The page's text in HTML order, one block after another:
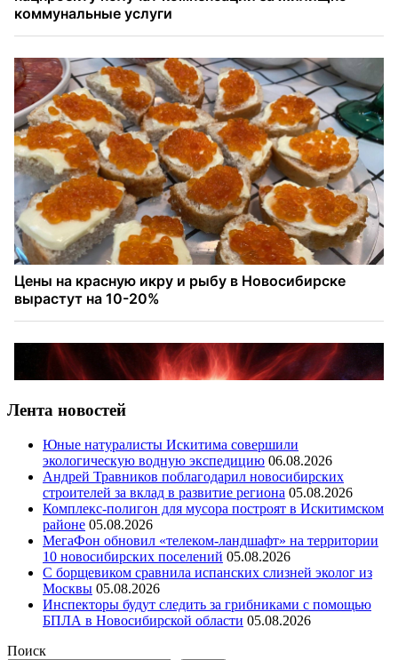
Лента новостей
Юные натуралисты Искитима совершили
экологическую водную экспедицию 06.08.2026
Андрей Травников поблагодарил новосибирских
строителей за вклад в развитие региона 05.08.2026
Комплекс-полигон для мусора построят в Искитимском
районе 05.08.2026
МегаФон обновил «телеком-ландшафт» на территории
10 новосибирских поселений 05.08.2026
С борщевиком сравнила испанских слизней эколог из
Москвы 05.08.2026
Инспекторы будут следить за грибниками с помощью
БПЛА в Новосибирской области 05.08.2026
Поиск